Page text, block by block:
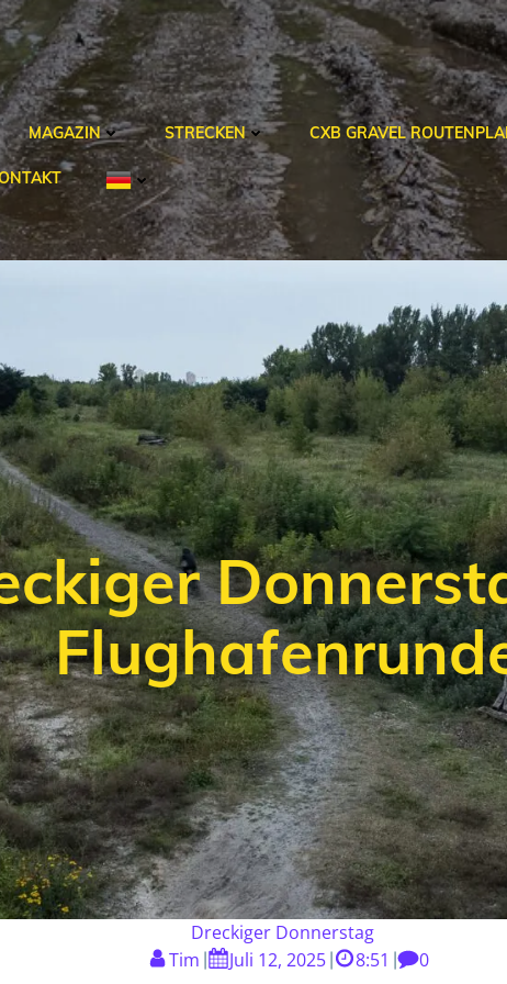
MAGAZIN STRECKEN CXB GRAVEL
Dreckiger Donnerstag
Tim
Juli 12, 2025 8:51 0